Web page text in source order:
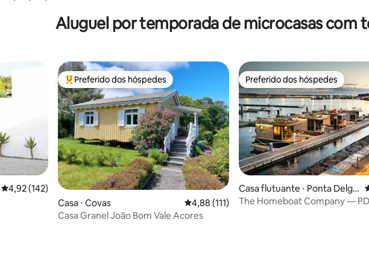
Aluguel por temporada de microcasas com
4,92 de uma avaliação média de 5, 142 avaliações
4,92 (142)
Entre os melhores preferidos dos hóspedes
Preferido dos hóspedes
Casa ⋅ Covas 4,88 de uma avaliação média de 5, 111
4,88 (111)
Casa Granel João Bom Vale Acores
Preferido dos hóspedes
Preferido dos hóspedes
Casa flutuante ⋅ Ponta Delga
da
The Homeboat Company — PD